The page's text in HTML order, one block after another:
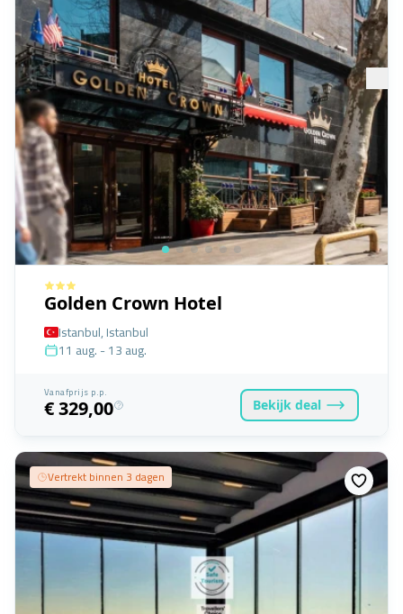
Golden Crown Hotel
Istanbul, Istanbul
11 aug. - 13 aug.
Vanafprijs p.p.
€ 329,00 Bekijk deal
Vertrekt binnen 3 dagen